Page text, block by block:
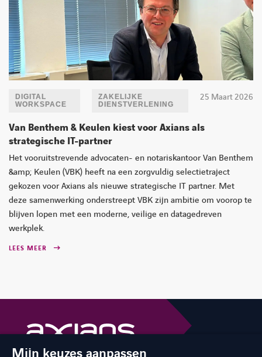
25 Maart 2026
DIGITAL
WORKSPACE
ZAKELIJKE
DIENSTVERLENING
Van Benthem & Keulen kiest voor Axians als
strategische IT-partner
Het vooruitstrevende advocaten- en notariskantoor Van Benthem
&amp; Keulen (VBK) heeft na een zorgvuldig selectietraject
gekozen voor Axians als nieuwe strategische IT partner. Met
deze samenwerking onderstreept VBK zijn ambitie om voorop te
blijven lopen met een moderne, veilige en datagedreven
werkplek.
LEES MEER